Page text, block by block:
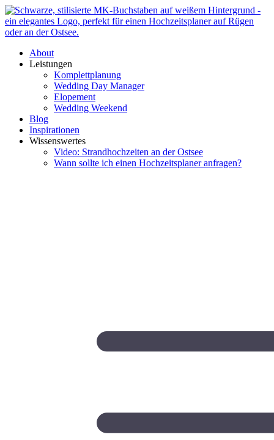
Zum
Inhalt
springen
About
Leistungen
Komplettplanung
Wedding Day Manager
Elopement
Wedding Weekend
Blog
Inspirationen
Wissenswertes
Video: Strandhochzeiten an der Ostsee
Wann sollte ich einen Hochzeitsplaner anfragen?